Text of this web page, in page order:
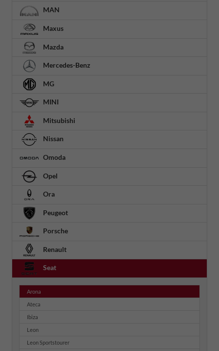
MAN
Maxus
Mazda
Mercedes-Benz
MG
MINI
Mitsubishi
Nissan
Omoda
Opel
Ora
Peugeot
Porsche
Renault
Seat
Arona
Ateca
Ibiza
Leon
Leon Sportstourer